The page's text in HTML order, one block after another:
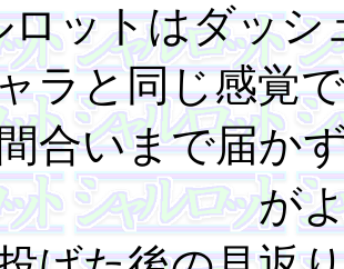
ロットはダッシ
ラと同じ感覚
合いまで届か
が